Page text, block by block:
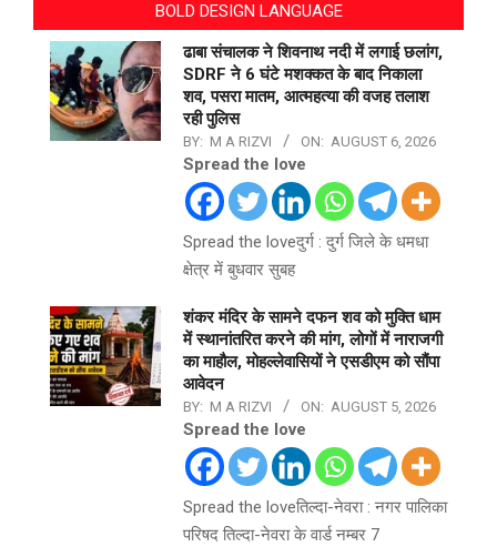
BOLD DESIGN LANGUAGE
ढाबा संचालक ने शिवनाथ नदी में लगाई छलांग,
SDRF ने 6 घंटे मशक्कत के बाद निकाला
शव, पसरा मातम, आत्महत्या की वजह तलाश
रही पुलिस
BY: M A RIZVI ON: AUGUST 6, 2026
Spread the love
Spread the loveदुर्ग : दुर्ग जिले के धमधा
क्षेत्र में बुधवार सुबह
शंकर मंदिर के सामने दफन शव को मुक्ति धाम
में स्थानांतरित करने की मांग, लोगों में नाराजगी
का माहौल, मोहल्लेवासियों ने एसडीएम को सौंपा
आवेदन
BY: M A RIZVI ON: AUGUST 5, 2026
Spread the love
Spread the loveतिल्दा-नेवरा : नगर पालिका
परिषद तिल्दा-नेवरा के वार्ड नम्बर 7